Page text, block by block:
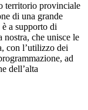
territorio provinciale
di una grande
a supporto di
nostra, che unisce le
con l’utilizzo dei
ad
dell’alta